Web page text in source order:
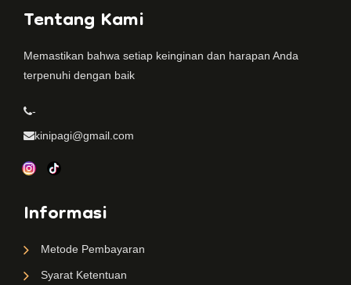
Tentang Kami
Memastikan bahwa setiap keinginan dan harapan Anda
terpenuhi dengan baik
-
kinipagi@gmail.com
Informasi
Metode Pembayaran
Syarat Ketentuan